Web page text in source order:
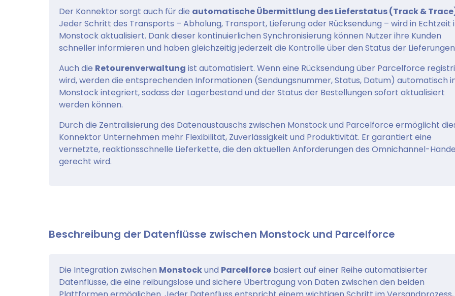
Der Konnektor sorgt auch für die automatische Übermittlung des Lieferstatus (Track &
Jeder Schritt des Transports – Abholung, Transport, Lieferung oder Rücksendung – wird in Echtzeit
Monstock aktualisiert. Dank dieser kontinuierlichen Synchronisierung können Nutzer ihre Kunden
schneller informieren und haben gleichzeitig jederzeit die Kontrolle über den Status der
Auch die Retourenverwaltung ist automatisiert. Wenn eine Rücksendung über Parcelforce
wird, werden die entsprechenden Informationen (Sendungsnummer, Status, Datum) automatisch
Monstock integriert, sodass der Lagerbestand und der Status der Bestellungen sofort aktualisiert
werden können.
Durch die Zentralisierung des Datenaustauschs zwischen Monstock und Parcelforce ermöglicht
Konnektor Unternehmen mehr Flexibilität, Zuverlässigkeit und Produktivität. Er garantiert eine
vernetzte, reaktionsschnelle Lieferkette, die den aktuellen Anforderungen des Omnichannel-
gerecht wird.
Beschreibung der Datenflüsse zwischen Monstock und Parcelforce
Die Integration zwischen Monstockund Parcelforce basiert auf einer Reihe automatisierter
Datenflüsse, die eine reibungslose und sichere Übertragung von Daten zwischen den beiden